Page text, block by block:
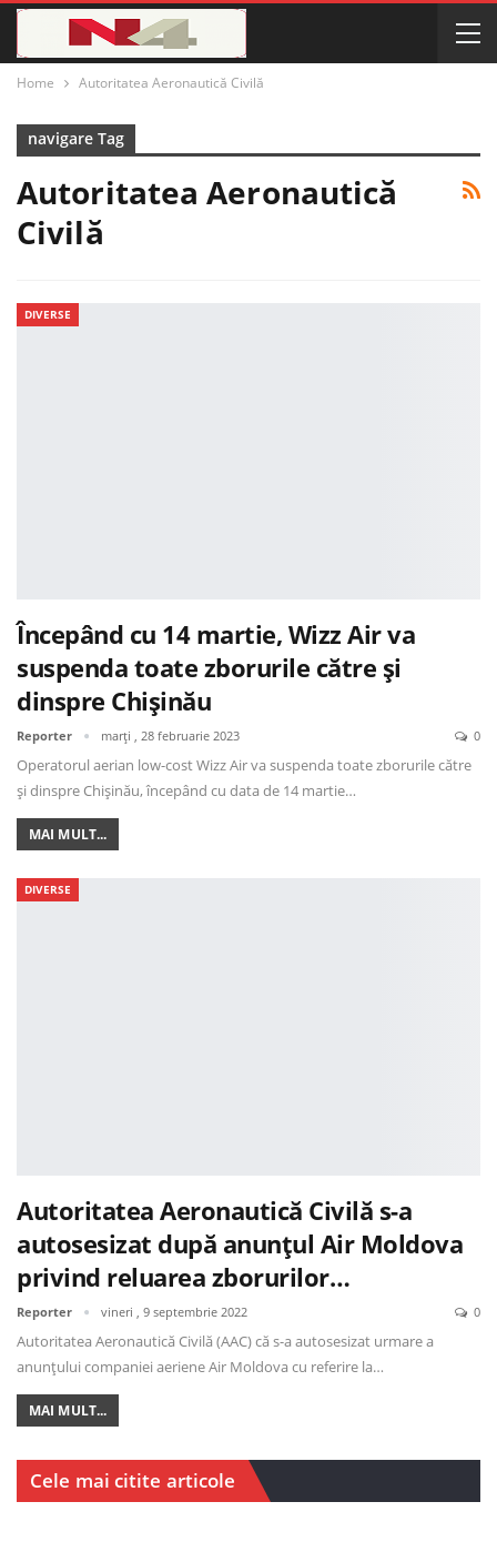
Home Autoritatea Aeronautică Civilă
navigare Tag
Autoritatea Aeronautică
Civilă
DIVERSE
Începând cu 14 martie, Wizz Air va
suspenda toate zborurile către şi
dinspre Chișinău
Reporter marți , 28 februarie 2023 0
Operatorul aerian low-cost Wizz Air va suspenda toate zborurile către
şi dinspre Chişinău, începând cu data de 14 martie…
MAI MULT...
DIVERSE
Autoritatea Aeronautică Civilă s-a
autosesizat după anunțul Air Moldova
privind reluarea zborurilor…
Reporter vineri , 9 septembrie 2022 0
Autoritatea Aeronautică Civilă (AAC) că s-a autosesizat urmare a
anunțului companiei aeriene Air Moldova cu referire la…
MAI MULT...
Cele mai citite articole